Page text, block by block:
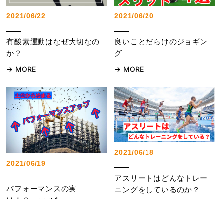
2021/06/22
有酸素運動はなぜ大切なの
か？
MORE
2021/06/20
良いことだらけのジョギン
グ
MORE
2021/06/19
パフォーマンスの実
2021/06/18
アスリートはどんなトレー
ニングをしているのか？